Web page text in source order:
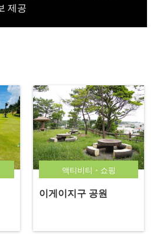
제공
액티비티・쇼핑
이게이지구 공원